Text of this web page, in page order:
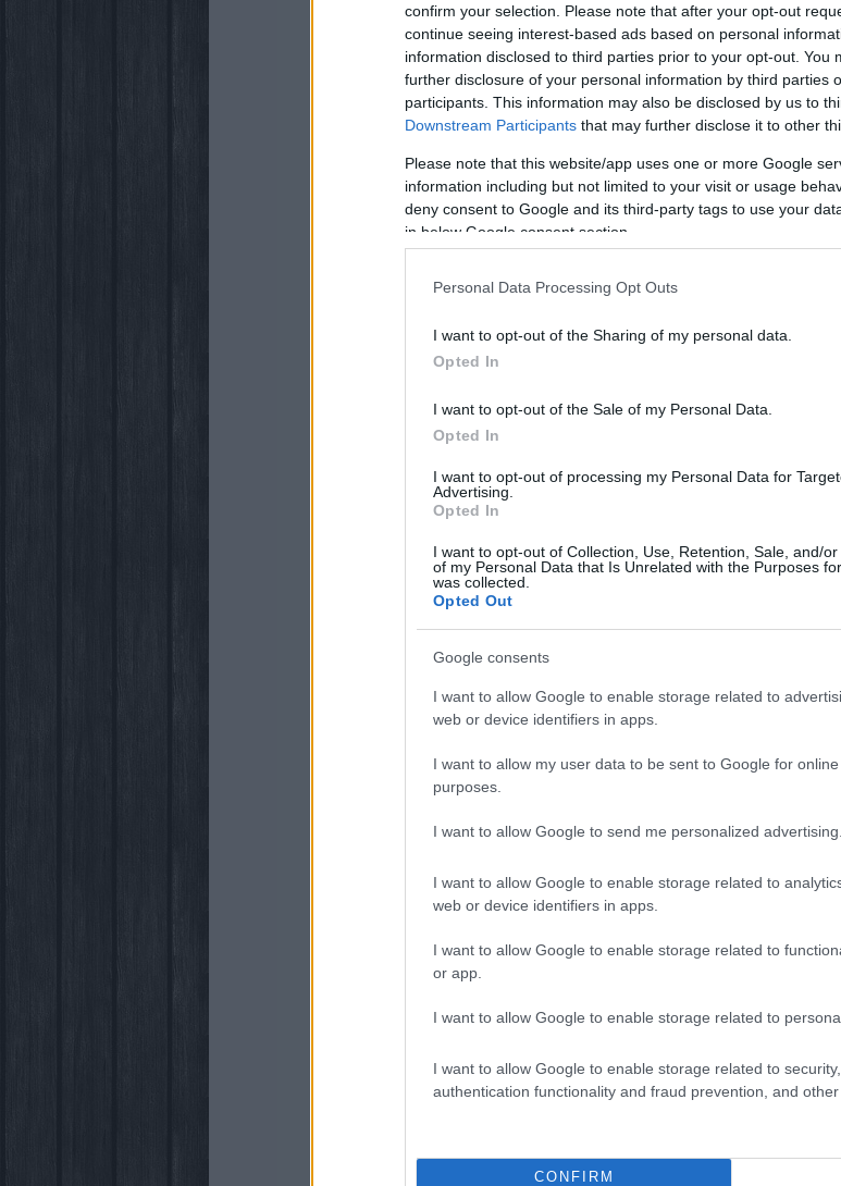
confirm your selection. Please note that after your opt-out
continue seeing interest-based ads based on personal
information disclosed to third parties prior to your opt-out. You
further disclosure of your personal information by third parties
participants. This information may also be disclosed by us to
Downstream Participants that may further disclose it to other
Please note that this website/app uses one or more Google
information including but not limited to your visit or usage
deny consent to Google and its third-party tags to use your
in below Google consent section.
Personal Data Processing Opt Outs
I want to opt-out of the Sharing of my personal data.
Opted In
I want to opt-out of the Sale of my Personal Data.
Opted In
I want to opt-out of processing my Personal Data for
Advertising.
Opted In
I want to opt-out of Collection, Use, Retention, Sale, and/or
of my Personal Data that Is Unrelated with the Purposes
was collected.
Opted Out
Google consents
I want to allow Google to enable storage related to
web or device identifiers in apps.
I want to allow my user data to be sent to Google for
purposes.
I want to allow Google to send me personalized advertising.
I want to allow Google to enable storage related to
web or device identifiers in apps.
I want to allow Google to enable storage related to
or app.
I want to allow Google to enable storage related to
I want to allow Google to enable storage related to
authentication functionality and fraud prevention, and other
CONFIRM